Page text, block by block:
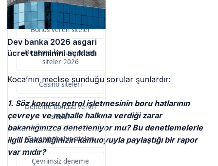
primebahis resmi giris
Bonus veren siteler
Deneme bonusu veren
siteler 2026
Casino siteleri
Deneme bonusu veren
siteler
Güvenilir bahis siteleri
Çevrimsiz deneme
Dev banka 2026 asgari
ücret tahminini açıkladı
Koca’nın meclise sunduğu sorular şunlardır:
1. Söz konusu petrol işletmesinin boru hatlarının
çevreye ve mahalle halkına verdiği zarar
bakanlığınızca denetleniyor mu? Bu denetlemelerle
ilgili bakanlığınızın kamuoyuyla paylaştığı bir rapor
var mıdır?